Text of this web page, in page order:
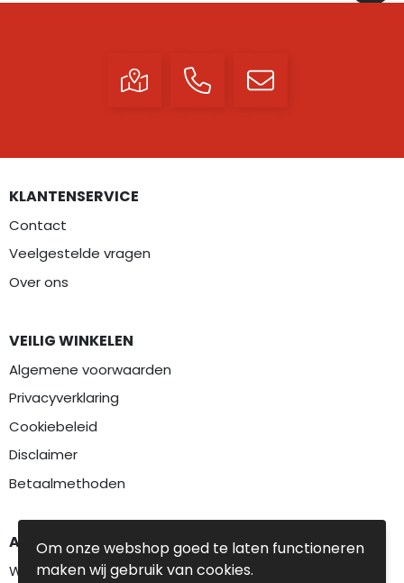
KLANTENSERVICE
Contact
Veelgestelde vragen
Over ons
VEILIG WINKELEN
Algemene voorwaarden
Privacyverklaring
Cookiebeleid
Disclaimer
Betaalmethoden
AANBEVOLEN CATEGORIEËN
Werkkleding
Om onze webshop goed te laten functioneren
maken wij gebruik van cookies.